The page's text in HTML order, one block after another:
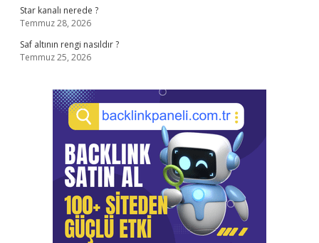
Star kanalı nerede ?
Temmuz 28, 2026
Saf altının rengi nasıldır ?
Temmuz 25, 2026